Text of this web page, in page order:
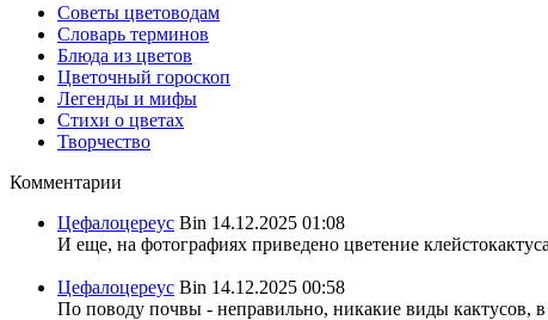
Советы цветоводам
Словарь терминов
Блюда из цветов
Цветочный гороскоп
Легенды и мифы
Стихи о цветах
Творчество
Комментарии
Цефалоцереус Bin 14.12.2025 01:08
И еще, на фотографиях приведено цветение
Цефалоцереус Bin 14.12.2025 00:58
По поводу почвы - неправильно, никакие виды кактусов,